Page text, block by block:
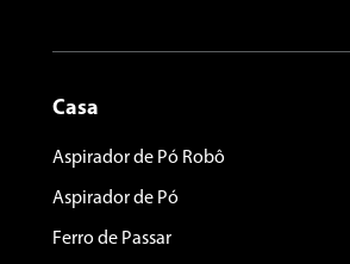
Casa
Aspirador de Pó Robô
Aspirador de Pó
Ferro de Passar